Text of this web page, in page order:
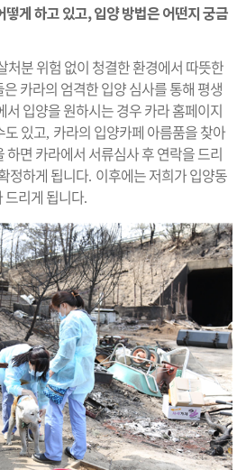
게 하고 있고, 입양 방법은 어떤지 궁금
처분 위험 없이 청결한 환경에서 따뜻한
은 카라의 엄격한 입양 심사를 통해 평생
서 입양을 원하시는 경우 카라 홈페이지
도 있고, 카라의 입양카페 아름품을 찾아
하면 카라에서 서류심사 후 연락을 드리
정하게 됩니다. 이후에는 저희가 입양동
드리게 됩니다.